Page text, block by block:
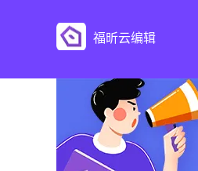
福昕云编辑